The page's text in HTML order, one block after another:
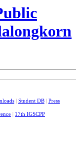
Student DB
Press
17th IGSCPP